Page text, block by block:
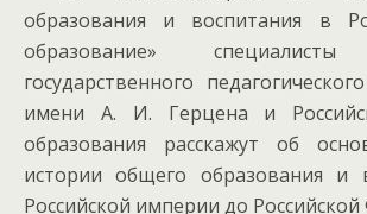
образования и воспитания в
образование» специалисты
государственного
имени А. И. Герцена и
образования расскажут об
истории общего образования и
Российской империи до